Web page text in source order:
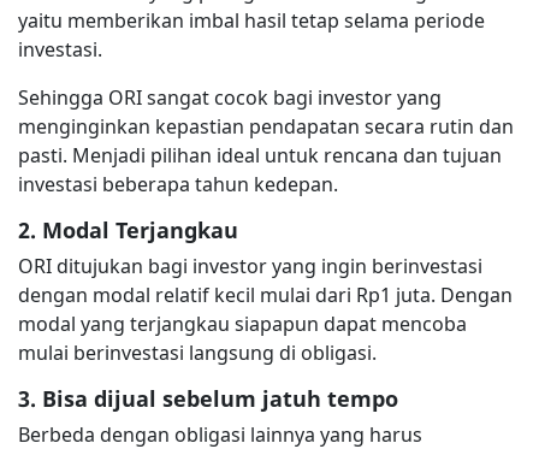
yaitu memberikan imbal hasil tetap selama periode
investasi.
Sehingga ORI sangat cocok bagi investor yang
menginginkan kepastian pendapatan secara rutin dan
pasti. Menjadi pilihan ideal untuk rencana dan tujuan
investasi beberapa tahun kedepan.
2. Modal Terjangkau
ORI ditujukan bagi investor yang ingin berinvestasi
dengan modal relatif kecil mulai dari Rp1 juta. Dengan
modal yang terjangkau siapapun dapat mencoba
mulai berinvestasi langsung di obligasi.
3. Bisa dijual sebelum jatuh tempo
Berbeda dengan obligasi lainnya yang harus